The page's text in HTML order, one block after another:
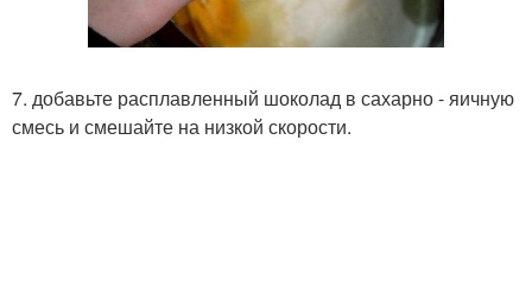
7. добавьте расплавленный шоколад в сахарно - яичную
смесь и смешайте на низкой скорости.